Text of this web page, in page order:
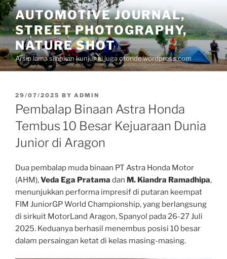
Skip
to
content
AUTOMOTIVE JOURNAL,
STREET PHOTOGRAPHY,
NATURE SHOT
Arsip lama silahkan kunjungi juga otoride.wordpress.com
POSTED
ON
29/07/2025 BY ADMIN
Pembalap Binaan Astra Honda
Tembus 10 Besar Kejuaraan Dunia
Junior di Aragon
Dua pembalap muda binaan PT Astra Honda Motor
(AHM),Veda Ega Pratama dan M. Kiandra Ramadhipa,
menunjukkan performa impresif di putaran keempat
FIM JuniorGP World Championship, yang berlangsung
di sirkuit MotorLand Aragon, Spanyol pada 26-27 Juli
2025. Keduanya berhasil menembus posisi 10 besar
dalam persaingan ketat di kelas masing-masing.